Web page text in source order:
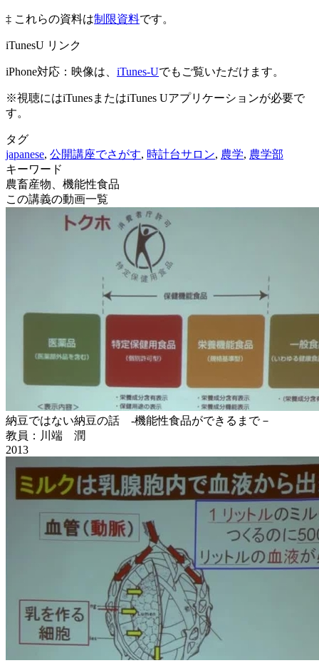
‡ これらの資料は制限資料です。
iTunesU リンク
iPhone対応：映像は、 iTunes-Uでもご覧いただけます。
※視聴にはiTunesまたはiTunes Uアプリケーションが必要で
す。
タグ
japanese, 公開講座でさがす, 時計台サロン, 農学, 農学部
キーワード
農畜産物、機能性食品
この講義の動画一覧
納豆ではない納豆の話 -機能性食品ができるまで－
教員：川端 潤
2013